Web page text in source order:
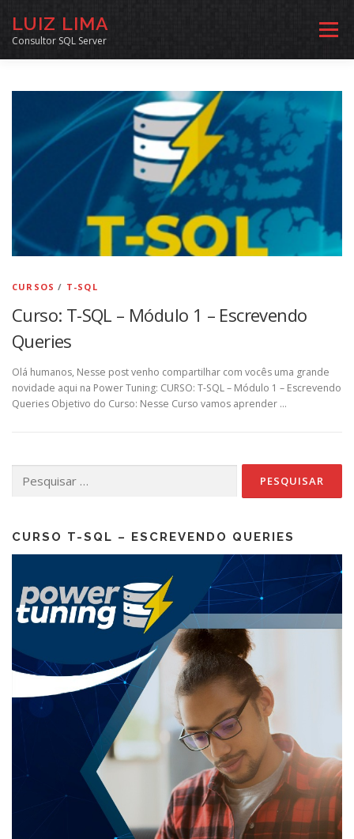
LUIZ LIMA
Consultor SQL Server
Menu
MENTORIA SQL CURSOS EXERCÍCIOS SQL
INÍCIO ARQUIVO LINKS COMUNIDADE
CONTATO
CURSOS / T-SQL
Curso: T-SQL – Módulo 1 – Escrevendo
Queries
Olá humanos, Nesse post venho compartilhar com vocês uma grande
novidade aqui na Power Tuning: CURSO: T-SQL – Módulo 1 – Escrevendo
Queries Objetivo do Curso: Nesse Curso vamos aprender …
por:
CURSO T-SQL – ESCREVENDO QUERIES